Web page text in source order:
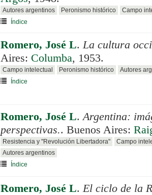
Autores argentinos Peronismo histórico
Campo
Índice
Romero, José L.La cultura
Aires: Columba, 1953.
Campo intelectual Peronismo histórico
Autores
Índice
Romero, José L.Argentina:
perspectivas.. Buenos Aires:
Resistencia y "Revolución Libertadora"
Campo
Autores argentinos
Índice
Romero, José L.El ciclo de la